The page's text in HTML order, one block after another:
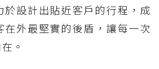
於設計出貼近客戶的行程，成
在外最堅實的後盾，讓每一次
。